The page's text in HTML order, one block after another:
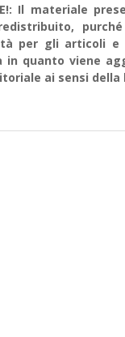
Il materiale
per gli articoli
in quanto viene
ai sensi della